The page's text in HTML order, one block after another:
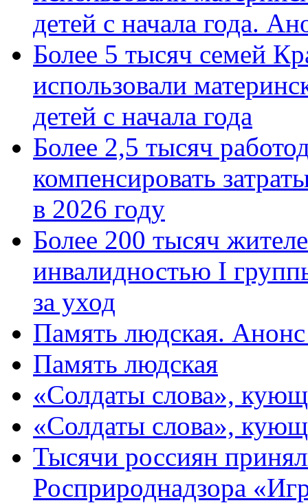
детей с начала года.
Более 5 тысяч семей
использовали
детей с начала года
Более 2,5 тысяч
компенсировать
в 2026 году
Более 200 тысяч
инвалидностью I
за уход
Память людская.
Память людская
«Солдаты слова»,
«Солдаты слова»,
Тысячи россиян
Росприроднадзора